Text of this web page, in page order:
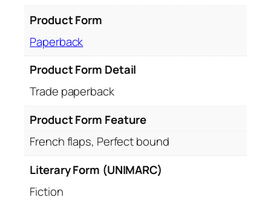
Product Form
Paperback
Product Form Detail
Trade paperback
Product Form Feature
French flaps, Perfect bound
Literary Form (UNIMARC)
Fiction